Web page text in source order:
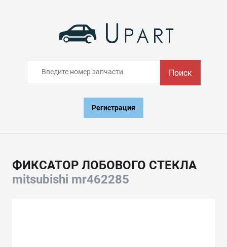
Поиск
Регистрация
ФИКСАТОР ЛОБОВОГО СТЕКЛА
mitsubishi mr462285